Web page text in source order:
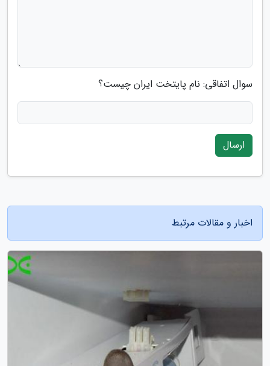
سوال اتفاقی: نام پایتخت ایران چیست؟
ارسال
اخبار و مقالات مرتبط